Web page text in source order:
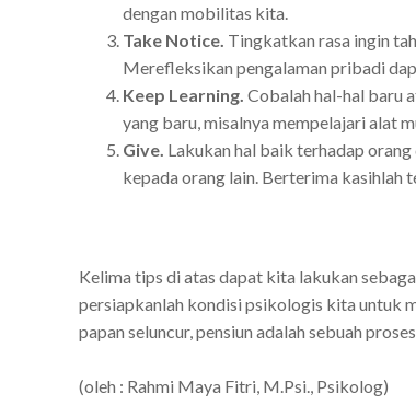
dengan mobilitas kita.
Take Notice. Tingkatkan rasa ingin
Merefleksikan pengalaman pribadi
Keep Learning. Cobalah hal-hal baru
yang baru, misalnya mempelajari alat
Give. Lakukan hal baik terhadap
kepada orang lain. Berterima kasihlah
Kelima tips di atas dapat kita lakukan
persiapkanlah kondisi psikologis kita untuk
papan seluncur, pensiun adalah sebuah
(oleh : Rahmi Maya Fitri, M.Psi., Psikolog)